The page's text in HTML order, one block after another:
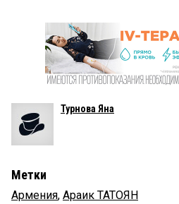
Турнова Яна
Метки
Армения, Араик ТАТОЯН